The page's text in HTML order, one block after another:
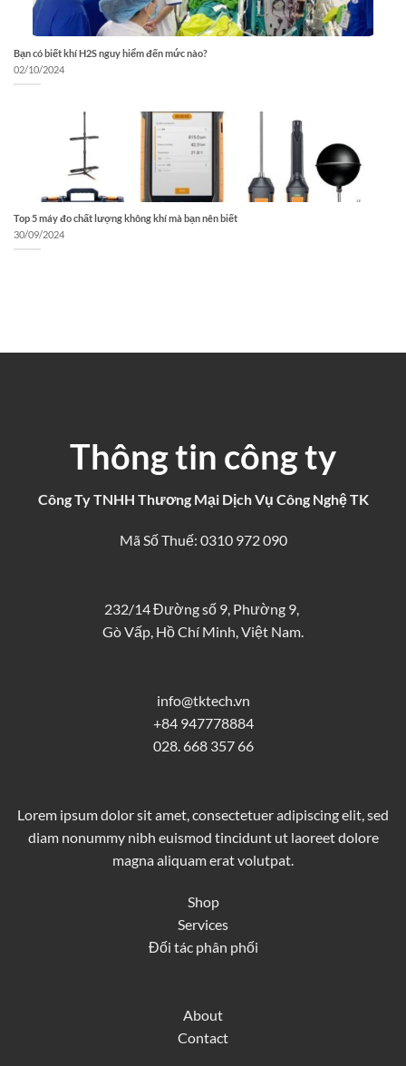
Bạn có biết khí H2S nguy hiểm đến mức nào?
02/10/2024
Top 5 máy đo chất lượng không khí mà bạn nên biết
30/09/2024
Thông tin công ty
Công Ty TNHH Thương Mại Dịch Vụ Công Nghệ TK
Mã Số Thuế: 0310 972 090
232/14 Đường số 9, Phường 9,
Gò Vấp, Hồ Chí Minh, Việt Nam.
info@tktech.vn
+84 947778884
028. 668 357 66
Lorem ipsum dolor sit amet, consectetuer adipiscing elit, sed
diam nonummy nibh euismod tincidunt ut laoreet dolore
magna aliquam erat volutpat.
Shop
Services
Đối tác phân phối
About
Contact